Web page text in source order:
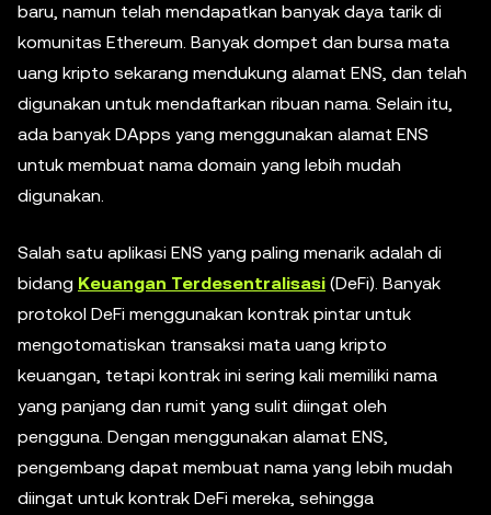
baru, namun telah mendapatkan banyak daya tarik di
komunitas Ethereum. Banyak dompet dan bursa mata
uang kripto sekarang mendukung alamat ENS, dan telah
digunakan untuk mendaftarkan ribuan nama. Selain itu,
ada banyak DApps yang menggunakan alamat ENS
untuk membuat nama domain yang lebih mudah
digunakan.
Salah satu aplikasi ENS yang paling menarik adalah di
bidang Keuangan Terdesentralisasi (DeFi). Banyak
protokol DeFi menggunakan kontrak pintar untuk
mengotomatiskan transaksi mata uang kripto
keuangan, tetapi kontrak ini sering kali memiliki nama
yang panjang dan rumit yang sulit diingat oleh
pengguna. Dengan menggunakan alamat ENS,
pengembang dapat membuat nama yang lebih mudah
diingat untuk kontrak DeFi mereka, sehingga